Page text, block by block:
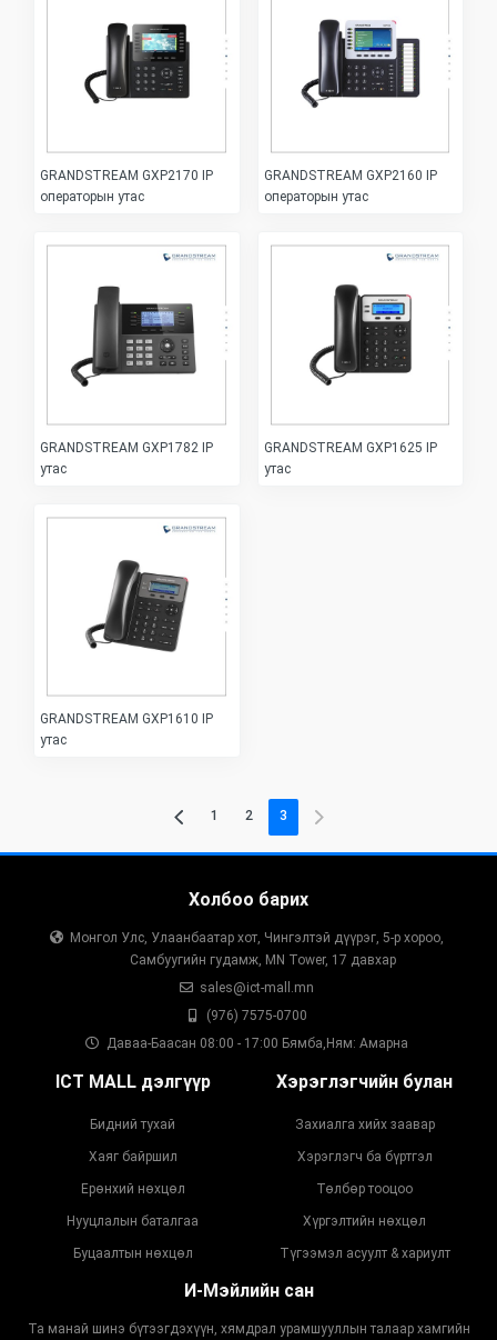
GRANDSTREAM GXP2170 IP
операторын утас
GRANDSTREAM GXP2160 IP
операторын утас
GRANDSTREAM GXP1782 IP
утас
GRANDSTREAM GXP1625 IP
утас
GRANDSTREAM GXP1610 IP
утас
1 2 3
Холбоо барих
Монгол Улс, Улаанбаатар хот, Чингэлтэй дүүрэг, 5-р хороо,
Самбуугийн гудамж, MN Tower, 17 давхар
sales@ict-mall.mn
(976) 7575-0700
Даваа-Баасан 08:00 - 17:00 Бямба,Ням: Амарна
ICT MALL дэлгүүр
Бидний тухай
Хаяг байршил
Ерөнхий нөхцөл
Нууцлалын баталгаа
Буцаалтын нөхцөл
Хэрэглэгчийн булан
Захиалга хийх заавар
Хэрэглэгч ба бүртгэл
Төлбөр тооцоо
Хүргэлтийн нөхцөл
Түгээмэл асуулт & хариулт
И-Мэйлийн сан
Та манай шинэ бүтээгдэхүүн, хямдрал урамшууллын талаар хамгийн